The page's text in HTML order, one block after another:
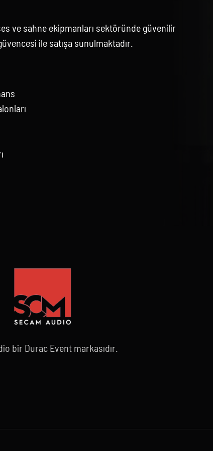
ve sahne ekipmanları sektöründe güvenilir
ile satışa sunulmaktadır.
bir Durac Event markasıdır.